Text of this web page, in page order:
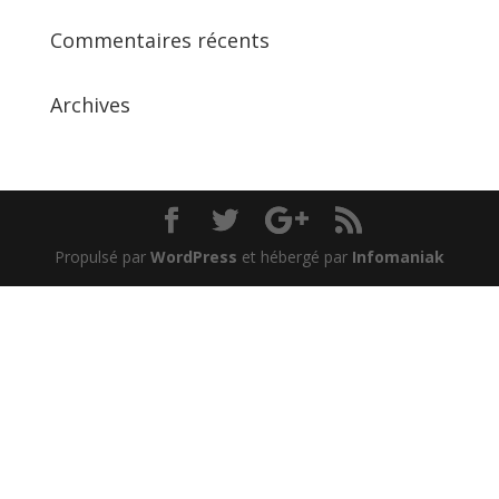
Commentaires récents
Archives
Propulsé par WordPress et hébergé par Infomaniak